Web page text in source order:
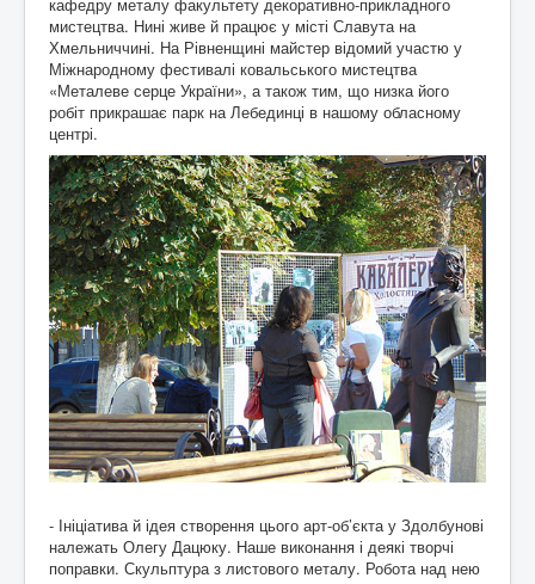
мистецтва. Нині живе й працює у місті Славута на
Хмельниччині. На Рівненщині майстер відомий участю у
Міжнародному фестивалі ковальського мистецтва
«Металеве серце України», а також тим, що низка його
робіт прикрашає парк на Лебединці в нашому обласному
центрі.
- Ініціатива й ідея створення цього арт-об’єкта у Здолбунові
належать Олегу Дацюку. Наше виконання і деякі творчі
поправки. Скульптура з листового металу. Робота над нею